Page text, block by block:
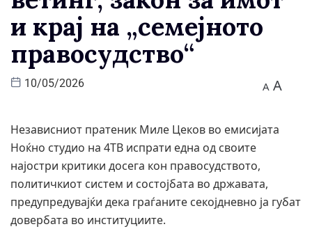
и крај на „семејното
правосудство“
10/05/2026 A A
Независниот пратеник Миле Цеков во емисијата
Ноќно студио на 4ТВ испрати една од своите
најостри критики досега кон правосудството,
политичкиот систем и состојбата во државата,
предупредувајќи дека граѓаните секојдневно ја губат
довербата во институциите.